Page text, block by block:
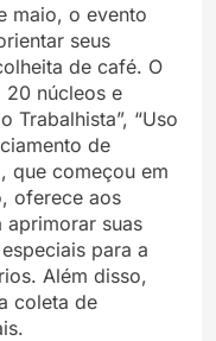
maio, o evento
seus
de café. O
20 núcleos e
Trabalhista”, “Uso
de
que começou em
oferece aos
suas
para a
Além disso,
coleta de